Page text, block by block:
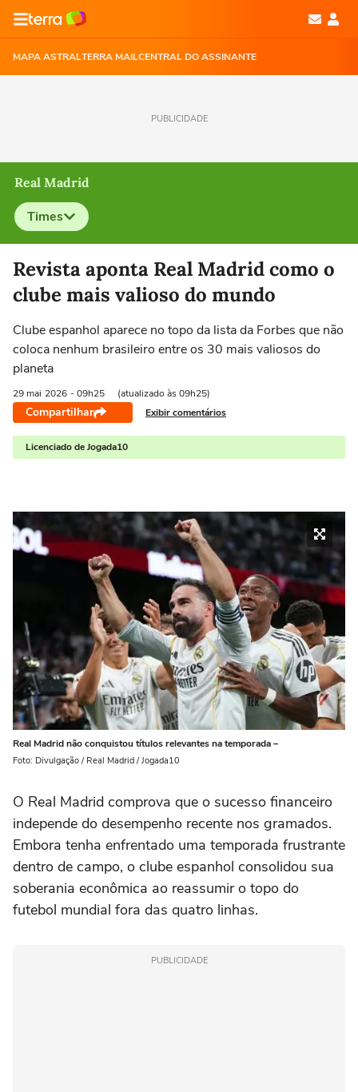
MAPA ASTRALTERRA MAILCENTRAL DO ASSINANTE
PUBLICIDADE
Real Madrid
Times
Selecione o time para ver as notícias
Revista aponta Real Madrid como o
clube mais valioso do mundo
Clube espanhol aparece no topo da lista da Forbes que não
coloca nenhum brasileiro entre os 30 mais valiosos do
planeta
29 mai 2026 - 09h25 (atualizado às 09h25)
Compartilhar Exibir comentários
Licenciado de Jogada10
Real Madrid não conquistou títulos relevantes na temporada –
Foto: Divulgação / Real Madrid / Jogada10
O Real Madrid comprova que o sucesso financeiro
independe do desempenho recente nos gramados.
Embora tenha enfrentado uma temporada frustrante
dentro de campo, o clube espanhol consolidou sua
soberania econômica ao reassumir o topo do
futebol mundial fora das quatro linhas.
PUBLICIDADE